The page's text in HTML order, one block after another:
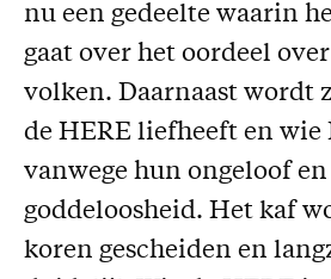
Steun AMEN
Missie
Vragen en opmerkingen
nu een gedeelte waarin
gaat over het oordeel
volken. Daarnaast wordt
de HERE liefheeft en wie
vanwege hun ongeloof en
goddeloosheid. Het kaf
koren gescheiden en